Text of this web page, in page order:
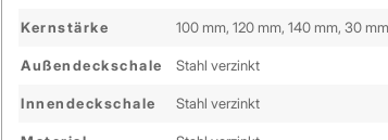
Kernstärke 100 mm, 120 mm, 140 mm, 30
Außendeckschale Stahl verzinkt
Innendeckschale Stahl verzinkt